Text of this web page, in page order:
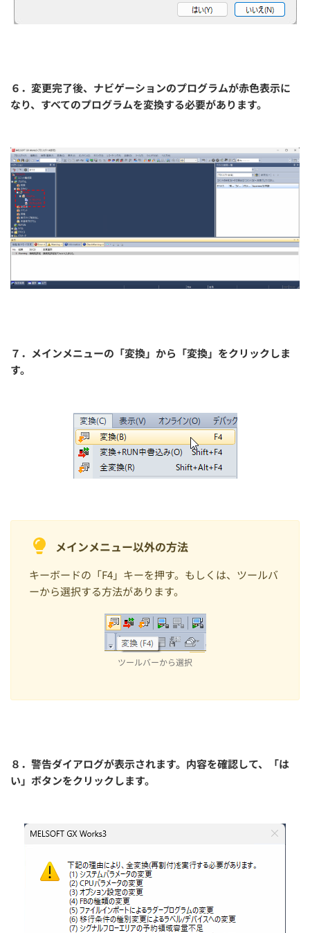
６．変更完了後、ナビゲーションのプログラムが赤色表示に
なり、すべてのプログラムを変換する必要があります。
７．メインメニューの「変換」から「変換」をクリックしま
す。
メインメニュー以外の方法
キーボードの「F4」キーを押す。もしくは、ツールバ
ーから選択する方法があります。
ツールバーから選択
８．警告ダイアログが表示されます。内容を確認して、「は
い」ボタンをクリックします。